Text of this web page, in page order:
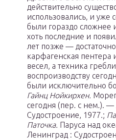
действительно
использовались, и
были гораздо
хоть последние и
лет позже — достаточно
карфагенская пентера
весел, а техника
воспроизводству
были исключительно
Гайнц Нойкирхен.
сегодня (пер. с нем.).
Судостроение, 1977.;
Паточка. Паруса над
Ленинград :